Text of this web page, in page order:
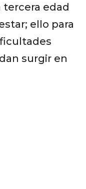
edad
ello para
surgir en